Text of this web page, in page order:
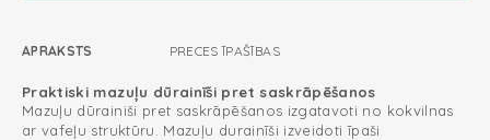
APRAKSTS PRECES ĪPAŠĪBAS
Praktiski mazuļu dūrainīši pret saskrāpēšanos
Mazuļu dūrainiši pret saskrāpēšanos izgatavoti no kokvilnas
ar vafeļu struktūru. Mazuļu durainīši izveidoti īpaši